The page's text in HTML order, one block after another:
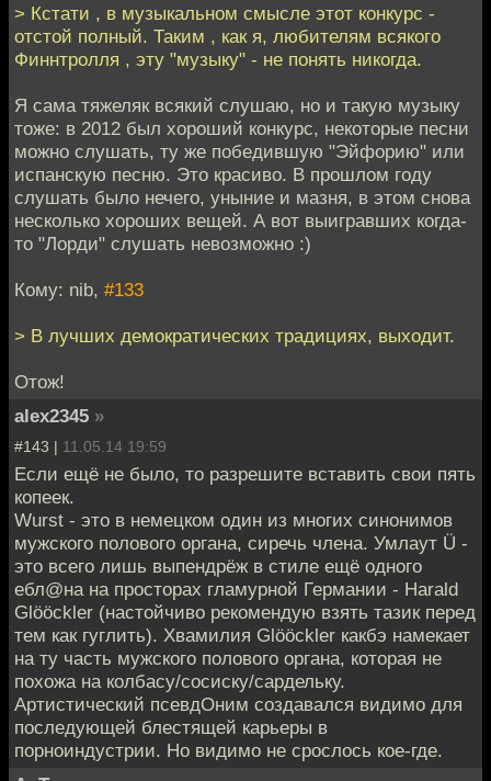
> Кстати , в музыкальном смысле этот конкурс -
отстой полный. Таким , как я, любителям всякого
Финнтролля , эту "музыку" - не понять никогда.
Я сама тяжеляк всякий слушаю, но и такую музыку
тоже: в 2012 был хороший конкурс, некоторые песни
можно слушать, ту же победившую "Эйфорию" или
испанскую песню. Это красиво. В прошлом году
слушать было нечего, уныние и мазня, в этом снова
несколько хороших вещей. А вот выигравших когда-
то "Лорди" слушать невозможно :)
Кому: nib, #133
> В лучших демократических традициях, выходит.
Отож!
alex2345 »
#143 | 11.05.14 19:59
Если ещё не было, то разрешите вставить свои пять
копеек.
Wurst - это в немецком один из многих синонимов
мужского полового органа, сиречь члена. Умлаут Ü -
это всего лишь выпендрёж в стиле ещё одного
ебл@на на просторах гламурной Германии - Harald
Glööckler (настойчиво рекомендую взять тазик перед
тем как гуглить). Хвамилия Glööckler какбэ намекает
на ту часть мужского полового органа, которая не
похожа на колбасу/сосиску/сардельку.
Артистический псевдОним создавался видимо для
последующей блестящей карьеры в
порноиндустрии. Но видимо не срослось кое-где.